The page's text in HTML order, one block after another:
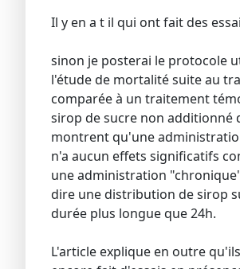
Il y en a t il qui ont fait des
sinon je posterai le protocole
l'étude de mortalité suite au
comparée à un traitement
sirop de sucre non additionné
montrent qu'une
n'a aucun effets significatifs
une administration
dire une distribution de sirop
durée plus longue que 24h.
L'article explique en outre